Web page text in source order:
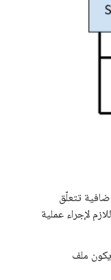
تتعلّق
لإجراء عملية
ملف